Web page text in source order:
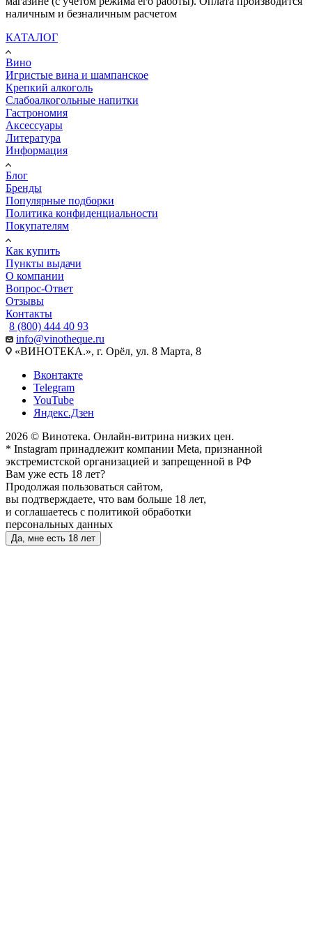
наличным и безналичным расчетом
КАТАЛОГ
Вино
Игристые вина и шампанское
Крепкий алкоголь
Слабоалкогольные напитки
Гастрономия
Аксессуары
Литература
Информация
Блог
Бренды
Популярные подборки
Политика конфиденциальности
Покупателям
Как купить
Пункты выдачи
О компании
Вопрос-Ответ
Отзывы
Контакты
8 (800) 444 40 93
info@vinotheque.ru
«ВИНОТЕКА.», г. Орёл, ул. 8 Марта, 8
Вконтакте
Telegram
YouTube
Яндекс.Дзен
2026 © Винотека. Онлайн-витрина низких цен.
* Instagram принадлежит компании Meta, признанной
экстремистской организацией и запрещенной в РФ
Вам уже есть 18 лет?
Продолжая пользоваться сайтом,
вы подтверждаете, что вам больше 18 лет,
и соглашаетесь с политикой обработки
персональных данных
Да, мне есть 18 лет